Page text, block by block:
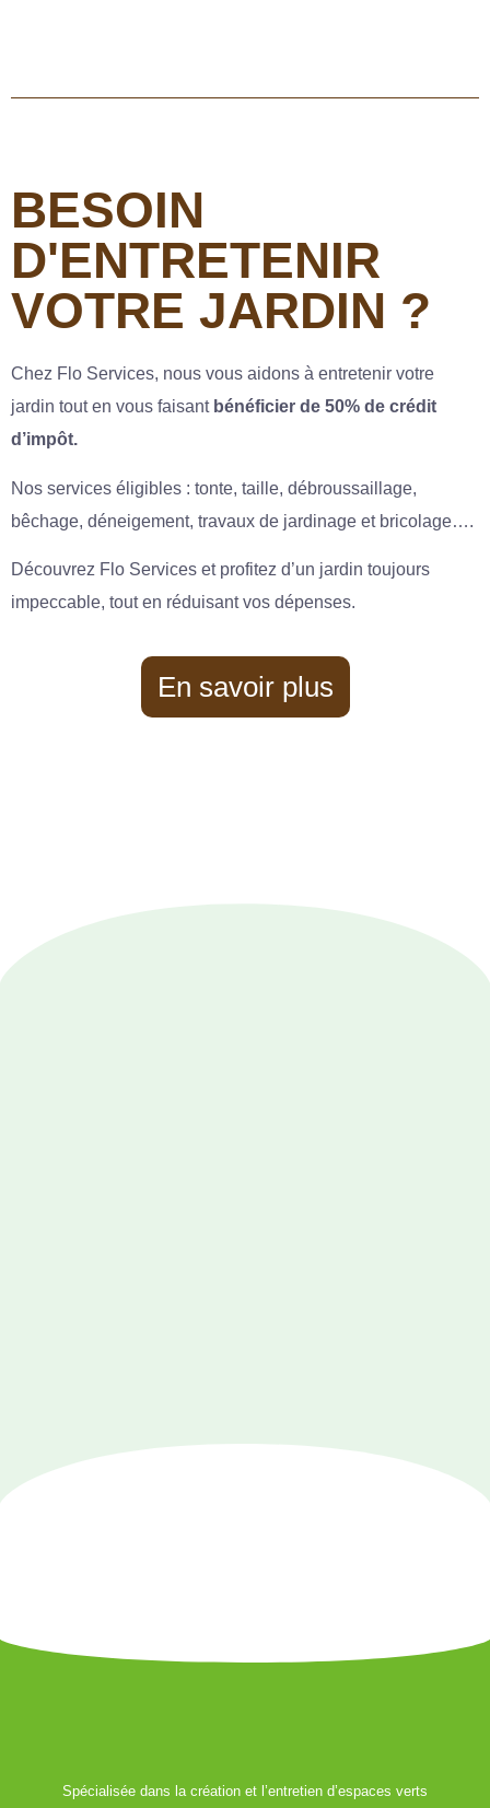
BESOIN
D'ENTRETENIR
VOTRE JARDIN ?
Chez Flo Services, nous vous aidons à entretenir votre
jardin tout en vous faisant bénéficier de 50% de crédit
d’impôt.
Nos services éligibles : tonte, taille, débroussaillage,
bêchage, déneigement, travaux de jardinage et bricolage….
Découvrez Flo Services et profitez d’un jardin toujours
impeccable, tout en réduisant vos dépenses.
En savoir plus
Spécialisée dans la création et l’entretien d’espaces verts